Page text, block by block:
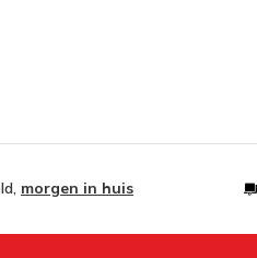
morgen in huis